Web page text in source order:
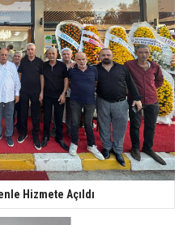
Hizmete Açıldı